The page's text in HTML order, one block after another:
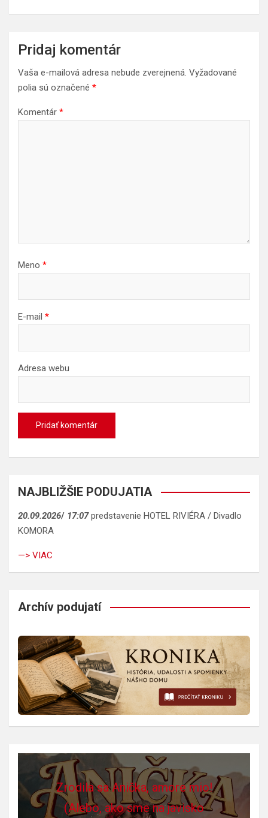
Pridaj komentár
Vaša e-mailová adresa nebude zverejnená. Vyžadované
polia sú označené *
Komentár *
Meno *
E-mail *
Adresa webu
NAJBLIŽŠIE PODUJATIA
20.09.2026/ 17:07predstavenie HOTEL RIVIÉRA / Divadlo
KOMORA
—> VIAC
Archív podujatí
Zrodila sa Anička, amore mio!
(Alebo, ako sme na javisko